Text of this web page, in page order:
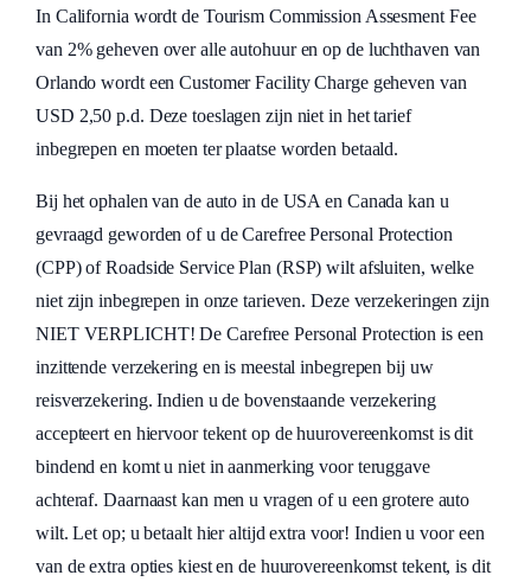
In California wordt de Tourism Commission Assesment Fee
van 2% geheven over alle autohuur en op de luchthaven van
Orlando wordt een Customer Facility Charge geheven van
USD 2,50 p.d. Deze toeslagen zijn niet in het tarief
inbegrepen en moeten ter plaatse worden betaald.
Bij het ophalen van de auto in de USA en Canada kan u
gevraagd geworden of u de Carefree Personal Protection
(CPP) of Roadside Service Plan (RSP) wilt afsluiten, welke
niet zijn inbegrepen in onze tarieven. Deze verzekeringen zijn
NIET VERPLICHT! De Carefree Personal Protection is een
inzittende verzekering en is meestal inbegrepen bij uw
reisverzekering. Indien u de bovenstaande verzekering
accepteert en hiervoor tekent op de huurovereenkomst is dit
bindend en komt u niet in aanmerking voor teruggave
achteraf. Daarnaast kan men u vragen of u een grotere auto
wilt. Let op; u betaalt hier altijd extra voor! Indien u voor een
van de extra opties kiest en de huurovereenkomst tekent, is dit